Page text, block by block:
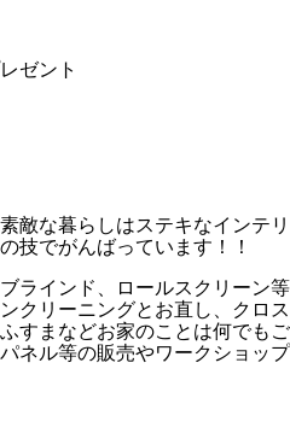
ゼント
敵な暮らしはステキなインテリ
技でがんばっています！！
ラインド、ロールスクリーン等
クリーニングとお直し、クロス
すまなどお家のことは何でもご
ネル等の販売やワークショップ